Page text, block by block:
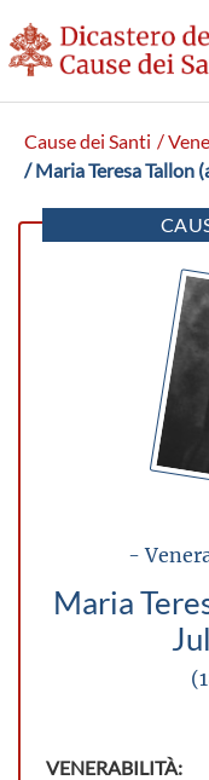
Cause dei Santi /
/ Maria Teresa Tallon
-
Maria
VENERABILITÀ: